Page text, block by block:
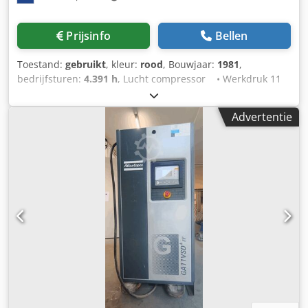
verlichting Vacuümontgassing direct in de tank Materiaalc
circulatie ter voorkoming van sedimentatie Optionele
Doorstroomsnelheid ca. 294 cm³ per slag 1 of 2 pompen
per tank mogelijk Continue doorstroming bij een dubbele
pompinstallatie Pompvarianten: horizontaal en verticaal
voor hoogviskeuze materialen Vacuümopwekking via
vacuümpomp of ejector Olieafscheider ter bescherming
van de vacuümpomp Bediening via SCP-touchpaneel
Bedrijfsmodi: automatisch, pauze, externe aansturing
Materiaalc circulatie in pauzemodus Aansluiting op
externe besturing via interface mogelijk Bewaking van
productietijd, systeembeschikbaarheid en
materiaalverbruik Berekening van de resterende
materiaalbeschikbaarheid Voeding: 230 V of 400 V AC
Werking buiten de EU mogelijk met transformator
Bedrijfstemperatuur: +5 °C tot +40 °C Met vacuümpomp:
+10 °C tot +40 °C Luchtvochtigheid: 10 tot 80 procent
Beschermingsklasse: IP20 Afmetingen: Breedte 700 mm x
Hoogte 1950 mm x Diepte ca. 1165 mm Gewicht ca. 400 kg
Prijsinfo Bellen
Toestand: gebruikt, kleur: rood, Bouwjaar: 1981,
bedrijfsturen: 4.391 h, Lucht compressor • Werkdruk 11
bar • 4391 uur • Weg verlichting • Geheel werkend
Cjdpfxox S Nxae Amyerf Staat: Gebruikt Bouwjaar: 1981
Advertentie